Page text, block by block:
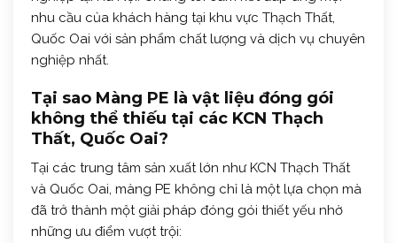
nhu cầu của khách hàng tại khu vực Thạch Thất,
Quốc Oai với sản phẩm chất lượng và dịch vụ chuyên
nghiệp nhất.
Tại sao Màng PE là vật liệu đóng gói
không thể thiếu tại các KCN Thạch
Thất, Quốc Oai?
Tại các trung tâm sản xuất lớn như KCN Thạch Thất
và Quốc Oai, màng PE không chỉ là một lựa chọn mà
đã trở thành một giải pháp đóng gói thiết yếu nhờ
những ưu điểm vượt trội: